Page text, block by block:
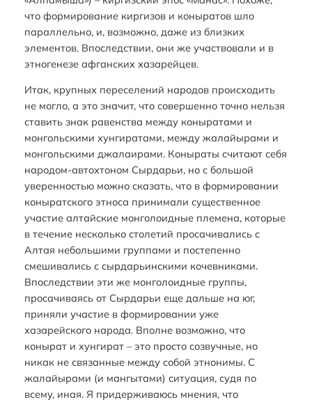
что формирование киргизов и коныратов шло
параллельно, и, возможно, даже из близких
элементов. Впоследствии, они же участвовали и в
этногенезе афганских хазарейцев.
Итак, крупных переселений народов происходить
не могло, а это значит, что совершенно точно нельзя
ставить знак равенства между коныратами и
монгольскими хунгиратами, между жалайырами и
монгольскими джалаирами. Коныраты считают себя
народом-автохтоном Сырдарьи, но с большой
уверенностью можно сказать, что в формировании
коныратского этноса принимали существенное
участие алтайские монголоидные племена, которые
в течение несколько столетий просачивались с
Алтая небольшими группами и постепенно
смешивались с сырдарьинскими кочевниками.
Впоследствии эти же монголоидные группы,
просачиваясь от Сырдарьи еще дальше на юг,
приняли участие в формировании уже
хазарейского народа. Вполне возможно, что
конырат и хунгират – это просто созвучные, но
никак не связанные между собой этнонимы. С
жалайырами (и мангытами) ситуация, судя по
всему, иная. Я придерживаюсь мнения, что